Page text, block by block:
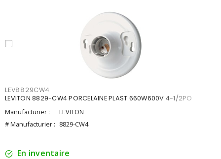
LEV8829CW4
LEVITON 8829-CW4 PORCELAINE PLAST 660W600V 4-1/2PO
Manufacturier :
LEVITON
# Manufacturier : 8829-CW4
En inventaire